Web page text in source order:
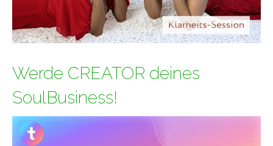
Werde CREATOR deines
SoulBusiness!